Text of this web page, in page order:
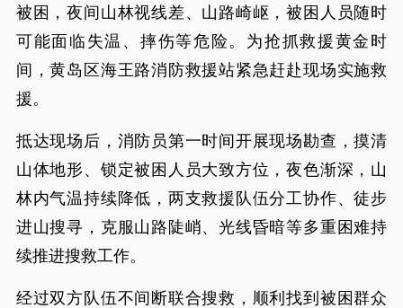
被困，夜间山林视线差、山路崎岖，被困人员随时
可能面临失温、摔伤等危险。为抢抓救援黄金时
间，黄岛区海王路消防救援站紧急赶赴现场实施救
援。
抵达现场后，消防员第一时间开展现场勘查，摸清
山体地形、锁定被困人员大致方位，夜色渐深，山
林内气温持续降低，两支救援队伍分工协作、徒步
进山搜寻，克服山路陡峭、光线昏暗等多重困难持
续推进搜救工作。
经过双方队伍不间断联合搜救，顺利找到被困群众